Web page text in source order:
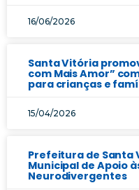
16/06/2026
Santa Vitória
com Mais Amor”
para crianças e
15/04/2026
Prefeitura de Santa
Municipal de Apoio
Neurodivergentes